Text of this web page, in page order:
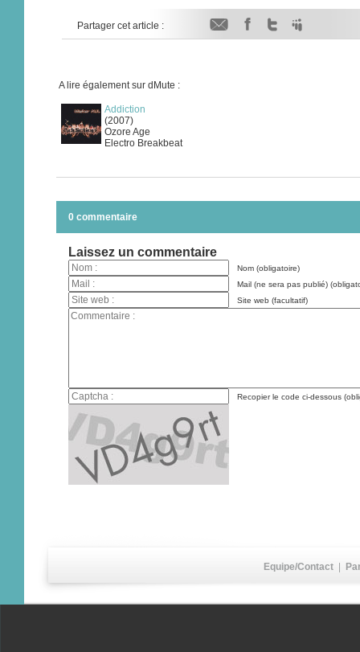
Partager cet article :
A lire également sur dMute :
Addiction
(2007)
Ozore Age
Electro Breakbeat
0 commentaire
Laissez un commentaire
Nom (obligatoire)
Mail (ne sera pas publié)
Site web (facultatif)
Recopier le code ci-dessous
Equipe/Contact